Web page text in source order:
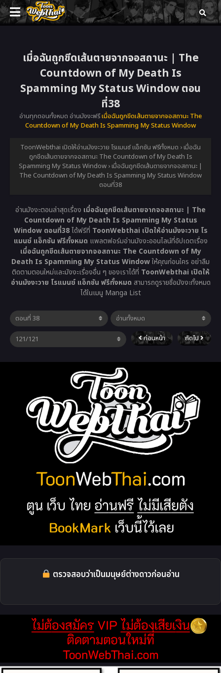
เมื่อฉันถูกขีดเส้นตายจากจอสถานะ | The
Countdown of My Death Is
Spamming My Status Window ตอน
ที่38
อ่านทุกตอนทั้งหมด อ่านมังงะฟรีเมื่อฉันถูกขีดเส้นตายจากจอสถานะ The
Countdown of My Death Is Spamming My Status Window
ToonWebthai เปิดให้อ่านมังงะวาย โรแมนซ์ แอ็กชัน ฟรีทั้งหมด › เมื่อฉัน
ถูกขีดเส้นตายจากจอสถานะ The Countdown of My Death Is
Spamming My Status Window › เมื่อฉันถูกขีดเส้นตายจากจอสถานะ |
The Countdown of My Death Is Spamming My Status Window
ตอนที่38
อ่านมังงะตอนล่าสุดเรื่อง เมื่อฉันถูกขีดเส้นตายจากจอสถานะ | The
Countdown of My Death Is Spamming My Status
Window ตอนที่38ได้ฟรีที่ ToonWebthai เปิดให้อ่านมังงะวาย โร
แมนซ์ แอ็กชัน ฟรีทั้งหมด แพลตฟอร์มอ่านมังงะออนไลน์ที่อัปเดตเรื่อง
เมื่อฉันถูกขีดเส้นตายจากจอสถานะ The Countdown of My
Death Is Spamming My Status Windowให้คุณก่อนใคร อย่าลืม
ติดตามตอนใหม่และมังงะเรื่องอื่น ๆ ของเราได้ที่ ToonWebthai เปิดให้
อ่านมังงะวาย โรแมนซ์ แอ็กชัน ฟรีทั้งหมด สามารถดูรายชื่อมังงะทั้งหมด
ได้ในเมนู Manga List
ก่อนหน้า ถัดไป
ตรวจสอบว่าเป็นมนุษย์ต่างดาวก่อนอ่าน